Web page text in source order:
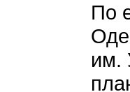
По
им.